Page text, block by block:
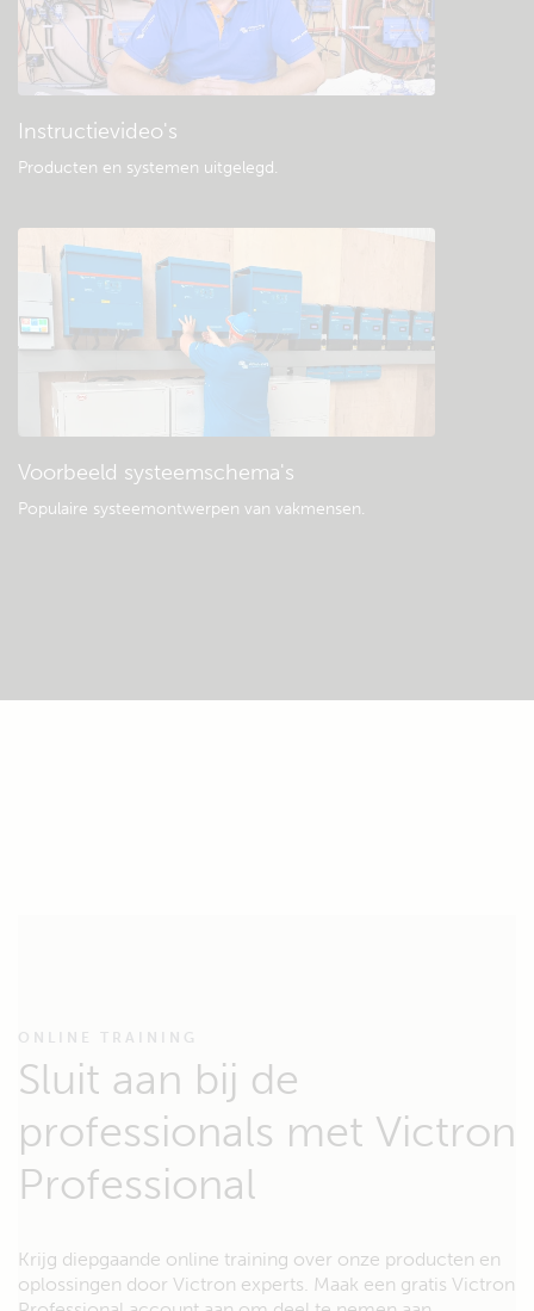
Instructievideo's
Producten en systemen uitgelegd.
Voorbeeld systeemschema's
Populaire systeemontwerpen van vakmensen.
ONLINE TRAINING
Sluit aan bij de
professionals met Victron
Professional
Krijg diepgaande online training over onze producten en
oplossingen door Victron experts. Maak een gratis Victron